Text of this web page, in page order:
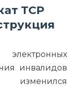
ТСР
инвалидов
изменился